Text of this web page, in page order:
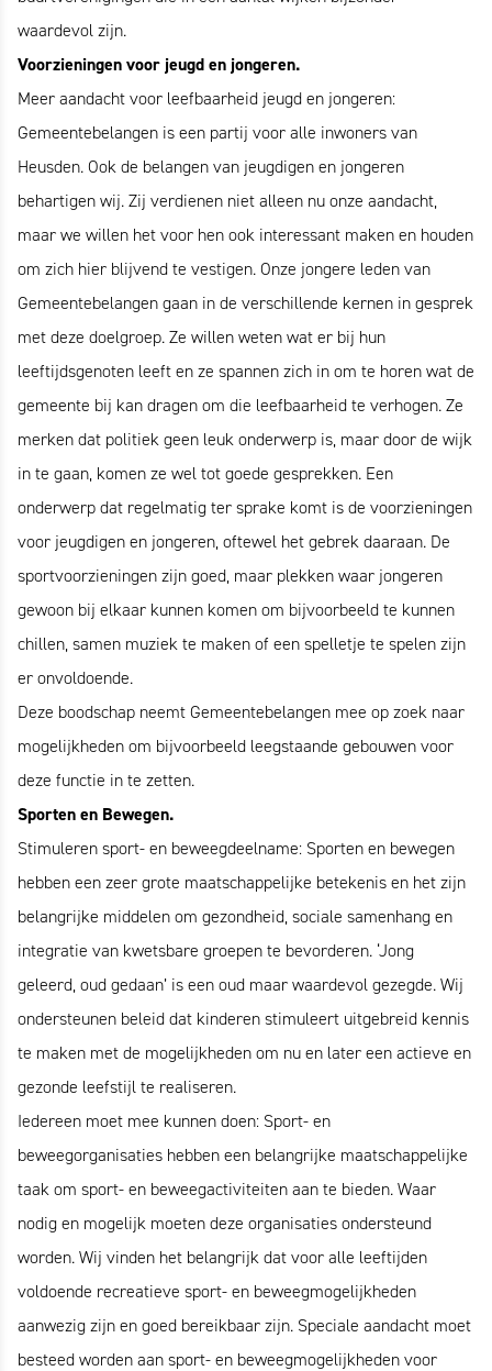
waardevol zijn.
Voorzieningen voor jeugd en jongeren.
Meer aandacht voor leefbaarheid jeugd en jongeren:
Gemeentebelangen is een partij voor alle inwoners van
Heusden. Ook de belangen van jeugdigen en jongeren
behartigen wij. Zij verdienen niet alleen nu onze aandacht,
maar we willen het voor hen ook interessant maken en houden
om zich hier blijvend te vestigen. Onze jongere leden van
Gemeentebelangen gaan in de verschillende kernen in gesprek
met deze doelgroep. Ze willen weten wat er bij hun
leeftijdsgenoten leeft en ze spannen zich in om te horen wat de
gemeente bij kan dragen om die leefbaarheid te verhogen. Ze
merken dat politiek geen leuk onderwerp is, maar door de wijk
in te gaan, komen ze wel tot goede gesprekken. Een
onderwerp dat regelmatig ter sprake komt is de voorzieningen
voor jeugdigen en jongeren, oftewel het gebrek daaraan. De
sportvoorzieningen zijn goed, maar plekken waar jongeren
gewoon bij elkaar kunnen komen om bijvoorbeeld te kunnen
chillen, samen muziek te maken of een spelletje te spelen zijn
er onvoldoende.
Deze boodschap neemt Gemeentebelangen mee op zoek naar
mogelijkheden om bijvoorbeeld leegstaande gebouwen voor
deze functie in te zetten.
Sporten en Bewegen.
Stimuleren sport- en beweegdeelname: Sporten en bewegen
hebben een zeer grote maatschappelijke betekenis en het zijn
belangrijke middelen om gezondheid, sociale samenhang en
integratie van kwetsbare groepen te bevorderen. ‘Jong
geleerd, oud gedaan’ is een oud maar waardevol gezegde. Wij
ondersteunen beleid dat kinderen stimuleert uitgebreid kennis
te maken met de mogelijkheden om nu en later een actieve en
gezonde leefstijl te realiseren.
Iedereen moet mee kunnen doen: Sport- en
beweegorganisaties hebben een belangrijke maatschappelijke
taak om sport- en beweegactiviteiten aan te bieden. Waar
nodig en mogelijk moeten deze organisaties ondersteund
worden. Wij vinden het belangrijk dat voor alle leeftijden
voldoende recreatieve sport- en beweegmogelijkheden
aanwezig zijn en goed bereikbaar zijn. Speciale aandacht moet
besteed worden aan sport- en beweegmogelijkheden voor